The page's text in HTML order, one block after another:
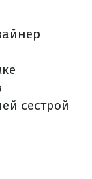
сестрой